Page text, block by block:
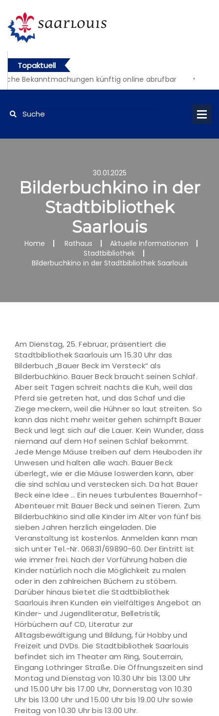
Topaktuell
Bekanntmachungen künftig online abrufbar
30.01.2025
Bilderbuchkino in der
Stadtbibliothek
Saarlouis
Home Rathaus
Aktuelle Informationen
Stadtbibliothek
Bilderbuchkino in der Stadtbibliothek Saarlouis
Am Dienstag, 25. Februar, präsentiert die
Stadtbibliothek Saarlouis um 15.30 Uhr das
Bilderbuch „Bauer Beck im Versteck“ als
Bilderbuchkino. Bauer Beck braucht seinen Schlaf.
Aber seit Tagen schreit nachts die Kuh, weil das
Pferd sie getreten hat, und das Schaf und die
Ziege meckern, weil die Hühner so laut streiten. So
kann das nicht mehr weiter gehen schimpft Bauer
Beck und legt sich auf die Lauer. Kein Wunder, dass
niemand auf dem Hof seinen Schlaf bekommt.
Jede Menge Mäuse treiben auf dem Heuboden ihr
Unwesen und halten alle wach. Bauer Beck
überlegt, wie er die Mäuse loswerden kann, aber
die sind schlau und verstecken sich. Da hat Bauer
Beck eine Idee … Ein neues turbulentes Bauernhof-
Abenteuer mit Bauer Beck und seinen Tieren. Zum
Bilderbuchkino sind alle Kinder im Alter von fünf bis
sieben Jahren herzlich eingeladen. Die
Veranstaltung ist kostenlos. Anmelden kann man
sich unter Tel.-Nr. 06831/69890-60. Der Eintritt ist
wie immer frei. Nach der Vorführung haben die
Kinder natürlich noch die Möglichkeit zu malen
oder in den zahlreichen Büchern zu stöbern.
Darüber hinaus bietet die Stadtbibliothek
Saarlouis ihren Kunden ein vielfältiges Angebot an
Kinder- und Jugendliteratur, Belletristik,
Hörbüchern auf CD, Literatur zur
Alltagsbewältigung und Bildung, für Hobby und
Freizeit und DVDs. Die Stadtbibliothek Saarlouis
befindet sich im Theater am Ring, Souterrain,
Eingang Lothringer Straße. Die Öffnungszeiten sind
Montag und Dienstag von 10.30 Uhr bis 13.00 Uhr
und 15.00 Uhr bis 17.00 Uhr, Donnerstag von 10.30
Uhr bis 13.00 Uhr und 15.00 Uhr bis 19.00 Uhr sowie
Freitag von 10.30 Uhr bis 13.00 Uhr.